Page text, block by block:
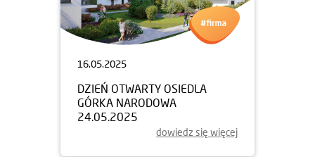
16.05.2025
DZIEŃ OTWARTY OSIEDLA
GÓRKA NARODOWA
24.05.2025
dowiedz się więcej